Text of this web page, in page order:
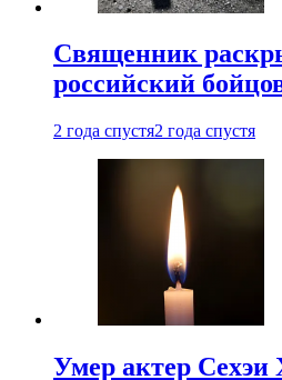
Священник
российский
2 года спустя2 года спустя
Умер актер Сехэи